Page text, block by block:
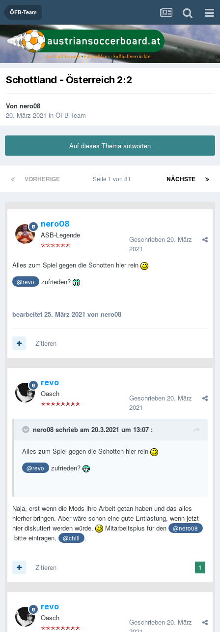
ÖFB-Team
Schottland - Österreich 2:2
Von nero08
20. März 2021 in ÖFB-Team
Auf dieses Thema antworten
VORHERIGE NÄCHSTE
Seite 1 von 81
nero08
ASB-Legende Geschrieben 20. März
2021
Alles zum Spiel gegen die Schotten hier rein
@revo zufrieden?
bearbeitet 25. März 2021 von nero08
Zitieren
revo
Oasch Geschrieben 20. März
2021
nero08 schrieb am 20.3.2021 um 13:07 :
Alles zum Spiel gegen die Schotten hier rein
@revo zufrieden?
Naja, erst wenn die Mods ihre Arbeit getan haben und das alles
hierher bringen. Aber wäre schon eine gute Entlastung, wenn jetzt
hier diskutiert werden würde.
Mitarbeitsplus für den @nero08
bitte eintragen, @chili .
1
Zitieren
revo
Oasch Geschrieben 20. März